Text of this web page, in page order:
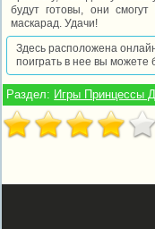
будут готовы, они
маскарад. Удачи!
Здесь расположена
поиграть в нее вы можете
Раздел: Игры Принцессы